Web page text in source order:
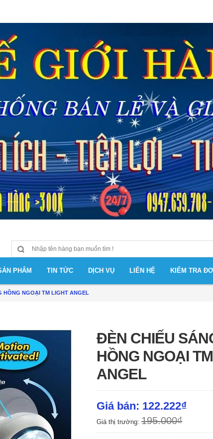
PHẨM TIN TỨC DỊCH VỤ LIÊN HỆ KIỂM TRA
HỒNG NGOẠI TM LIGHT ANGEL
ĐÈN CHIẾU
HỒNG NGOẠI
ANGEL
Giá bán: 122.222₫
Giá thị trường:195.000₫